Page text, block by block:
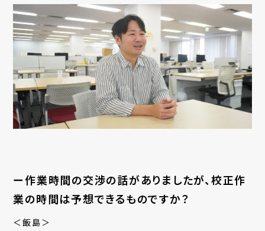
ー作業時間の交渉の話がありましたが、校正作
業の時間は予想できるものですか？
＜飯島＞